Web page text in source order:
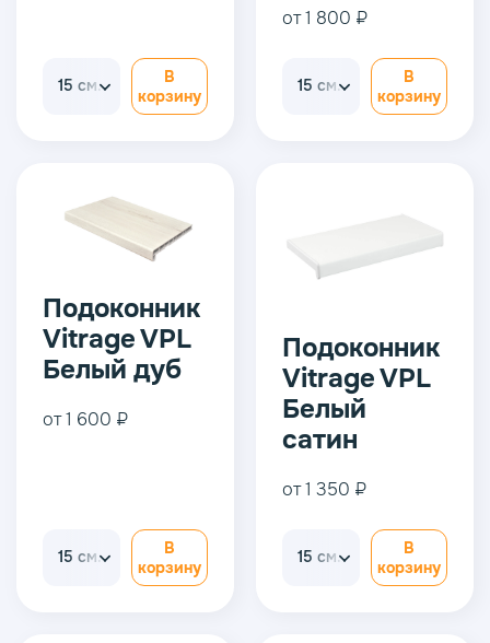
15 см.
В
корзину
от 1 800 ₽
15 см.
В
корзину
Подоконник
Vitrage VPL
Белый дуб
от 1 600 ₽
15 см.
В
корзину
Подоконник
Vitrage VPL
Белый
сатин
от 1 350 ₽
15 см.
В
корзину